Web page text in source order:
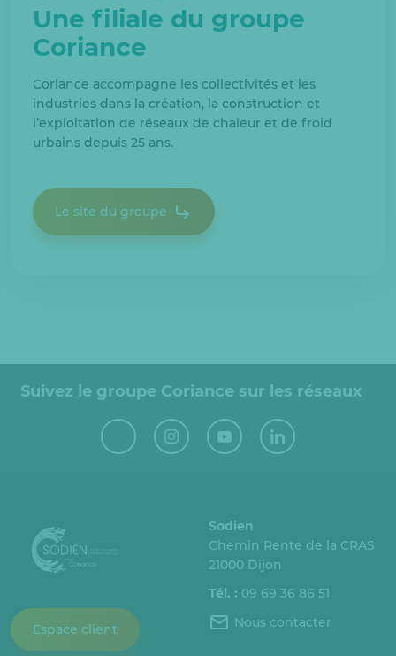
Une filiale du groupe
Coriance
Coriance accompagne les collectivités et les
industries dans la création, la construction et
l’exploitation de réseaux de chaleur et de froid
urbains depuis 25 ans.
Le site du groupe
Suivez le groupe Coriance sur les réseaux
Espace client
Sodien
Chemin Rente de la CRAS
21000 Dijon
Tél. : 09 69 36 86 51
Nous contacter